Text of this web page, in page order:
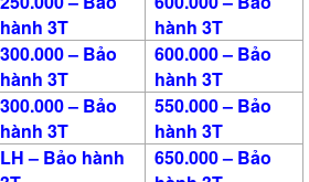
hành 3T
hành 3T
300.000 – Bảo
hành 3T
600.000 – Bảo
hành 3T
300.000 – Bảo
hành 3T
550.000 – Bảo
hành 3T
LH – Bảo hành
650.000 – Bảo